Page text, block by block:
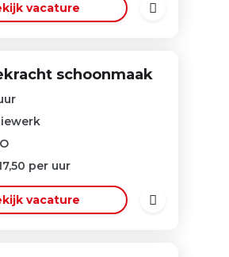
vacature
schoonmaak
per uur
vacature